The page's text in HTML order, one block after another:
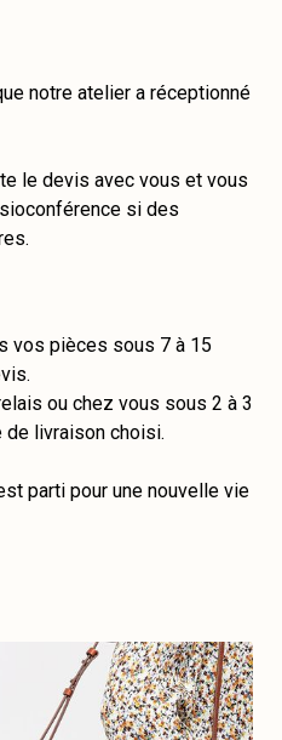
notre atelier a réceptionné
le devis avec vous et vous
si des
vos pièces sous 7 à 15
ou chez vous sous 2 à 3
de livraison choisi.
parti pour une nouvelle vie